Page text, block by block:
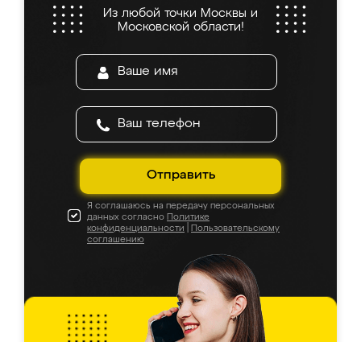
Из любой точки Москвы и
Московской области!
Отправить
Я соглашаюсь на передачу персональных
данных согласно Политике
конфиденциальности
Пользовательскому
соглашению